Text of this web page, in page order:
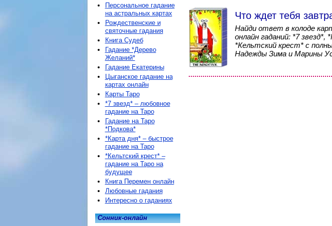
Что ждет тебя
Найди ответ в колоде
онлайн гаданий: *7 звезд*,
*Кельтский крест* с
Надежды Зима и Марины
Персональное гадание
на астральных картах
Рождественские и
святочные гадания
Книга Судеб
Гадание *Дерево
Желаний*
Гадание Екатерины
Цыганское гадание на
картах онлайн
Карты Таро
*7 звезд* – любовное
гадание на Таро
Гадание на Таро
*Подкова*
*Карта дня* – быстрое
гадание на Таро
*Кельтский крест* –
гадание на Таро на
будущее
Книга Перемен онлайн
Любовные гадания
Интересно о гаданиях
Сонник-онлайн